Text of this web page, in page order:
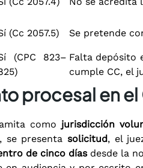
(Cc 2057.5) Se pretende
(CPC 823– Falta depósito
cumple CC, el
procesal en el
como jurisdicción
se presentasolicitud, el
de cinco díasdesde la